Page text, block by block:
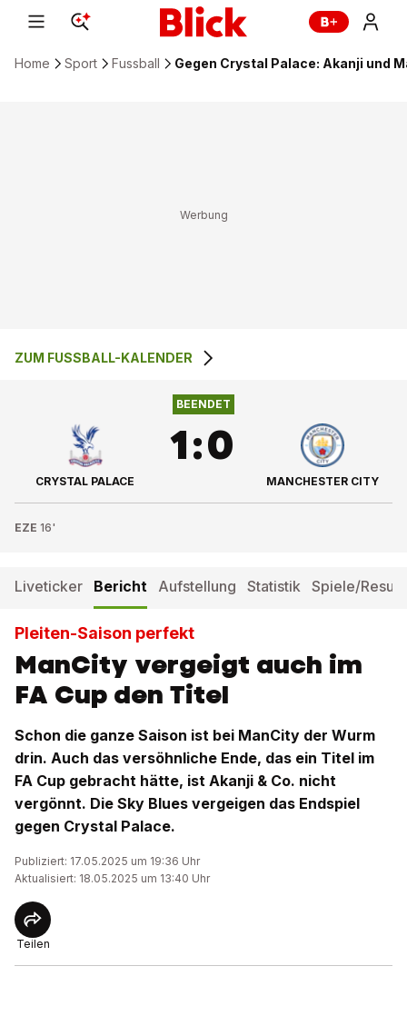
Home Sport Fussball Gegen Crystal Palace: Akanji und
1 :0
ZUM FUSSBALL-KALENDER
CRYSTAL PALACE
BEENDET
1:0
MANCHESTER CITY
EZE 16'
Liveticker Bericht Aufstellung Statistik Spiele/
Pleiten-Saison perfekt
ManCity vergeigt auch im
FA Cup den Titel
Schon die ganze Saison ist bei ManCity der Wurm
drin. Auch das versöhnliche Ende, das ein Titel im
FA Cup gebracht hätte, ist Akanji & Co. nicht
vergönnt. Die Sky Blues vergeigen das Endspiel
gegen Crystal Palace.
Publiziert: 17.05.2025 um 19:36 Uhr
Aktualisiert: 18.05.2025 um 13:40 Uhr
Teilen